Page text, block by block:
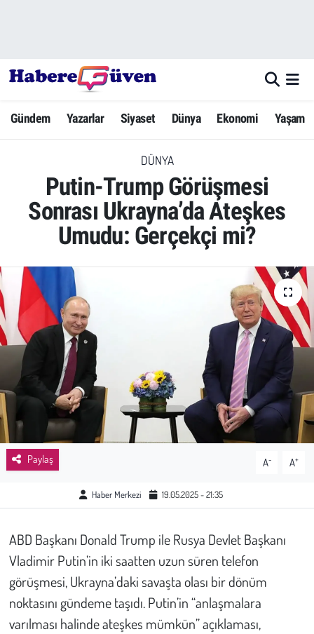
Gündem Yazarlar Siyaset Dünya Ekonomi Yaşam
DÜNYA
Putin-Trump Görüşmesi
Sonrası Ukrayna’da Ateşkes
Umudu: Gerçekçi mi?
Paylaş A- A+
Haber Merkezi 19.05.2025 - 21:35
ABD Başkanı Donald Trump ile Rusya Devlet Başkanı
Vladimir Putin’in iki saatten uzun süren telefon
görüşmesi, Ukrayna’daki savaşta olası bir dönüm
noktasını gündeme taşıdı. Putin’in “anlaşmalara
varılması halinde ateşkes mümkün” açıklaması,
Yazarlar
Dünya
Ekonomi
Yerel Haberler
Eğitim
Sağlık
Kadın
Emek
Spor
Bilim - Teknoloji
İnsan Hakları
Hayvan Hakları
Hava Durumu
Trafik Durumu
Süper Lig Puan Durumu ve Fikstür
Tüm Manşetler
Son Dakika Haberleri
Haber Arşivi